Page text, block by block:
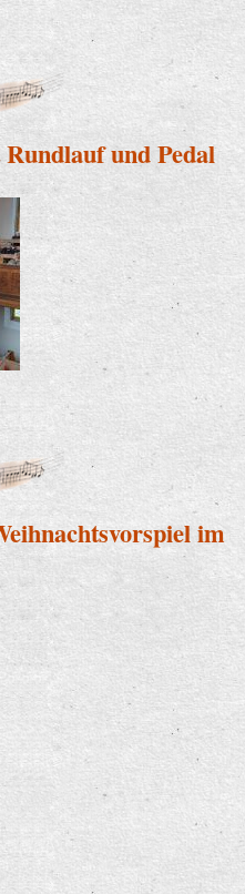
mit dem Zupforchester:
in der Bücherei
und Pedal
- mit Rundlauf und
im